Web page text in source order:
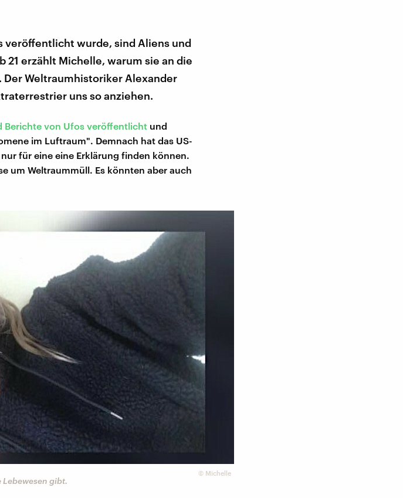
veröffentlicht wurde, sind Aliens und
21 erzählt Michelle, warum sie an die
Weltraumhistoriker Alexander
uns so anziehen.
Berichte von Ufos veröffentlicht und
im Luftraum". Demnach hat das US-
für eine eine Erklärung finden können.
um Weltraummüll. Es könnten aber auch
© Michelle
Lebewesen gibt.